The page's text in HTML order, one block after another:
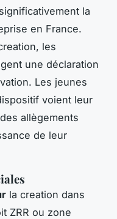
la
en France.
les
une déclaration
Les jeunes
voient leur
allègements
de leur
la creation dans
ZRR ou zone